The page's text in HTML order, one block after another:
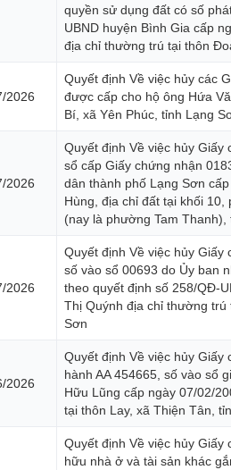
quyền sử dụng đất có số
UBND huyện Bình Gia cấp
địa chỉ thường trú tại thôn
2026
Quyết định Về việc hủy các
được cấp cho hộ ông Hứa
Bí, xã Yên Phúc, tỉnh Lạng
2026
Quyết định Về việc hủy
sổ cấp Giấy chứng nhận
dân thành phố Lạng Sơn
Hùng, địa chỉ đất tại khối
(nay là phường Tam Thanh),
2026
Quyết định Về việc hủy
số vào sổ 00693 do Ủy ban
theo quyết định số 258/QĐ-
Thị Quýnh địa chỉ thường trú
Sơn
2026
Quyết định Về việc hủy
hành AA 454665, số vào sổ
Hữu Lũng cấp ngày 07/02/
tại thôn Lay, xã Thiện Tân,
Quyết định Về việc hủy
hữu nhà ở và tài sản khác